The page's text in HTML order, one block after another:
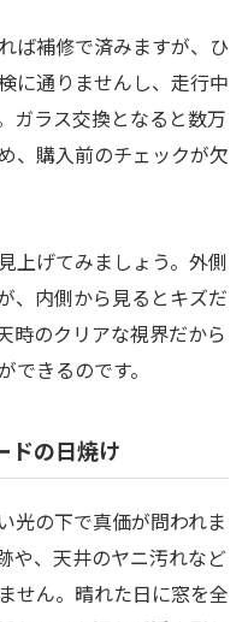
ば補修で済みますが、ひ
に通りませんし、走行中
ガラス交換となると数万
、購入前のチェックが欠
上げてみましょう。外側
、内側から見るとキズだ
時のクリアな視界だから
できるのです。
ドの日焼け
光の下で真価が問われま
や、天井のヤニ汚れなど
せん。晴れた日に窓を全